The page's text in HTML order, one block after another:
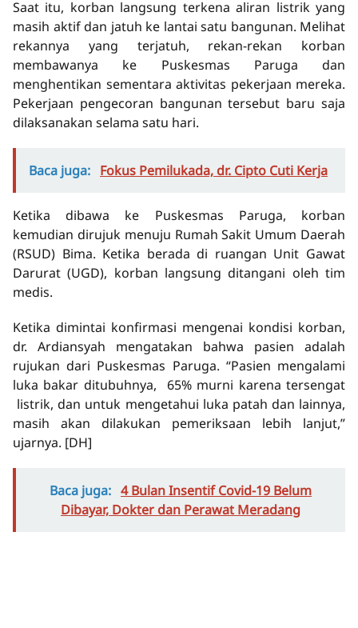
Saat itu, korban langsung terkena aliran listrik yang
masih aktif dan jatuh ke lantai satu bangunan. Melihat
rekannya yang terjatuh, rekan-rekan korban
membawanya ke Puskesmas Paruga dan
menghentikan sementara aktivitas pekerjaan mereka.
Pekerjaan pengecoran bangunan tersebut baru saja
dilaksanakan selama satu hari.
Baca juga: Fokus Pemilukada, dr. Cipto Cuti Kerja
Ketika dibawa ke Puskesmas Paruga, korban
kemudian dirujuk menuju Rumah Sakit Umum Daerah
(RSUD) Bima. Ketika berada di ruangan Unit Gawat
Darurat (UGD), korban langsung ditangani oleh tim
medis.
Ketika dimintai konfirmasi mengenai kondisi korban,
dr. Ardiansyah mengatakan bahwa pasien adalah
rujukan dari Puskesmas Paruga. “Pasien mengalami
luka bakar ditubuhnya, 65% murni karena tersengat
listrik, dan untuk mengetahui luka patah dan lainnya,
masih akan dilakukan pemeriksaan lebih lanjut,”
ujarnya. [DH]
Baca juga: 4 Bulan Insentif Covid-19 Belum
Dibayar, Dokter dan Perawat Meradang